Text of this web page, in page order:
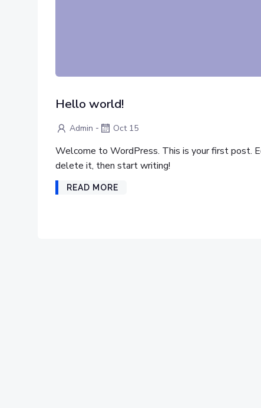
Hello world!
Admin - Oct 15
Welcome to WordPress. This is your first post.
delete it, then start writing!
READ MORE